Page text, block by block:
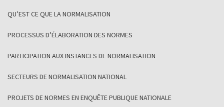
QU’EST CE QUE LA NORMALISATION
PROCESSUS D’ÉLABORATION DES NORMES
PARTICIPATION AUX INSTANCES DE NORMALISATION
SECTEURS DE NORMALISATION NATIONAL
PROJETS DE NORMES EN ENQUÊTE PUBLIQUE NATIONALE